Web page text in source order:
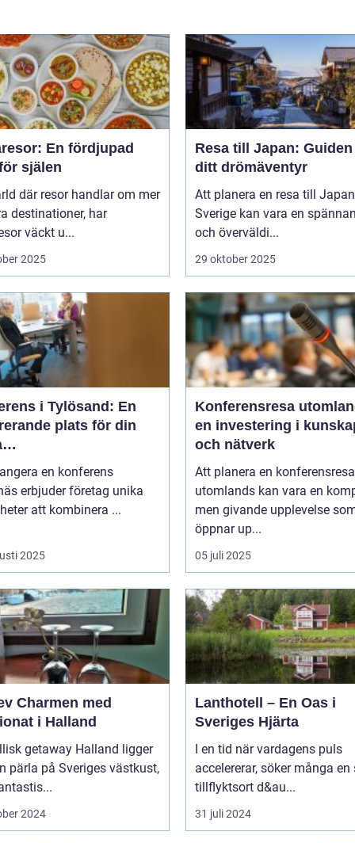
En fördjupad
själen
där resor handlar om mer
destinationer, har
väckt u...
2025
Resa till Japan:
ditt drömäventyr
Att planera en resa till
Sverige kan vara en
och överväldi...
29 oktober 2025
i Tylösand: En
plats för din
en konferens
erbjuder företag unika
att kombinera ...
2025
Konferensresa
en investering i
och nätverk
Att planera en konferensresa
utomlands kan vara en
men givande upplevelse
öppnar up...
05 juli 2025
Charmen med
i Halland
getaway Halland ligger
pärla på Sveriges västkust,
2024
Lanthotell – En Oas i
Sveriges Hjärta
I en tid när vardagens puls
accelererar, söker många en
tillflyktsort d&au...
31 juli 2024